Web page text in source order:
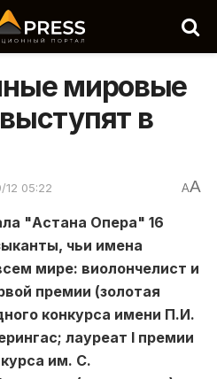
мировые
в
12 05:22 AA
"Астана Опера" 16
чьи имена
мире: виолончелист и
премии (золотая
конкурса имени П.И.
; лауреат I премии
им. С.